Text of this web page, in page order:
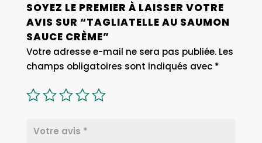
SOYEZ LE PREMIER À LAISSER VOTRE
AVIS SUR “TAGLIATELLE AU SAUMON
SAUCE CRÈME”
Votre adresse e-mail ne sera pas publiée. Les
champs obligatoires sont indiqués avec *